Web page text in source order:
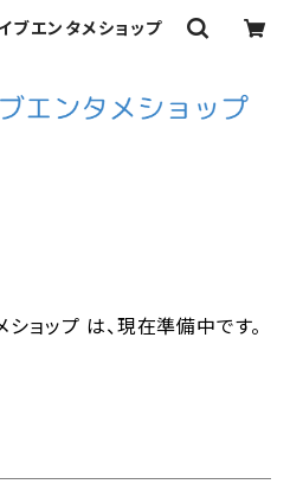
ブエンタメショップ
ョップ は、現在準備中です。